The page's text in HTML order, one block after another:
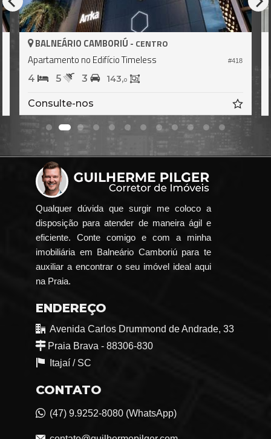
#418
-CENTRO
Timeless
143,0
Apartamento no
Consulte-nos
Qualquer dúvida que surgir me coloco a
disposição para atender de maneira ágil e
eficiente. Conte comigo e com a minha
imobiliária em Balneário Camboriú para te
auxiliar a encontrar o seu imóvel ideal aqui
na Praia.
ENDEREÇO
Avenida Carlos Drummond de Andrade, 33
Praia Brava - 88306-830
Itajaí / SC
CONTATO
(47) 9.9252-8080 (WhatsApp)